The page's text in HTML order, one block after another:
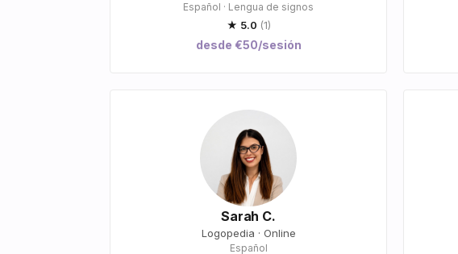
Español · Lengua de signos
★ 5.0 (1)
desde €50/sesión
Sarah C.
Logopedia · Online
Español